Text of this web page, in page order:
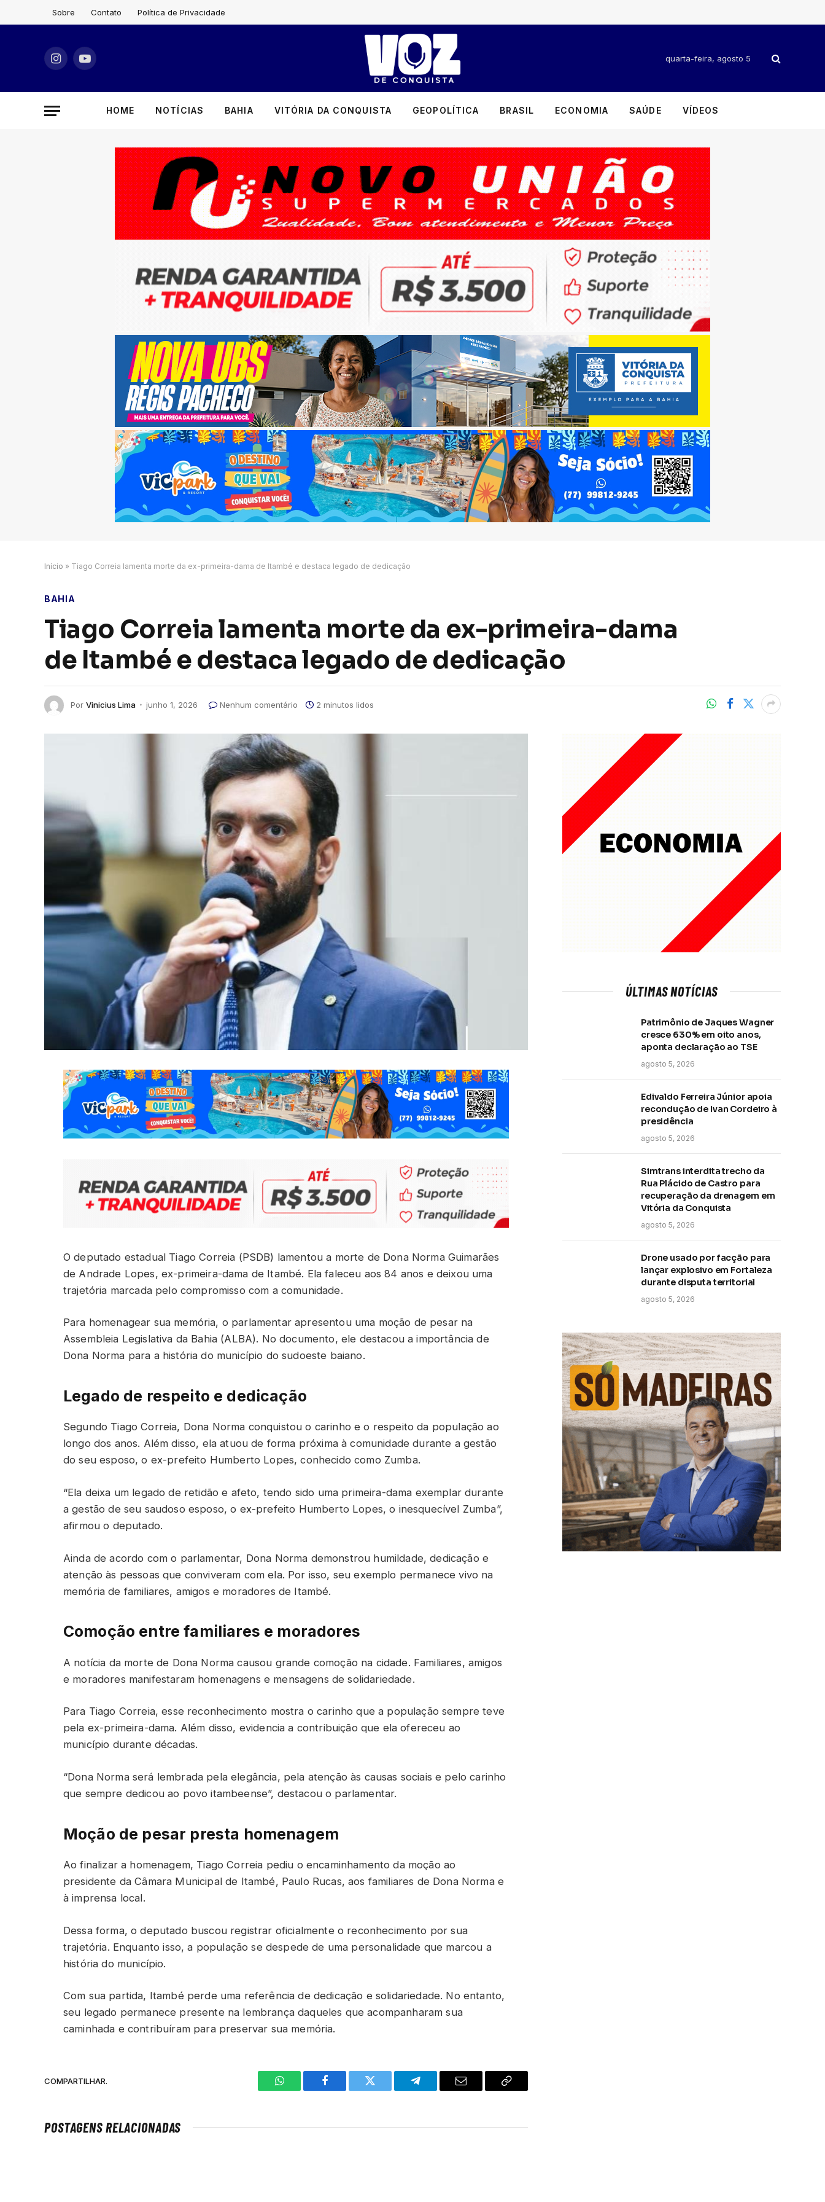
Sobre Contato Política de Privacidade
InstagramYouTube
quarta-feira, agosto 5
HOME NOTÍCIAS BAHIA VITÓRIA DA CONQUISTA GEOPOLÍTICA BRASIL ECONOMIA SAÚDE VÍDEOS
Início » Tiago Correia lamenta morte da ex-primeira-dama de Itambé e destaca legado de dedicação
BAHIA
Tiago Correia lamenta morte da ex-primeira-dama
de Itambé e destaca legado de dedicação
Por Vinicius Lima junho 1, 2026 Nenhum comentário 2 minutos lidos
O deputado estadual Tiago Correia (PSDB) lamentou a morte de Dona Norma Guimarães
de Andrade Lopes, ex-primeira-dama de Itambé. Ela faleceu aos 84 anos e deixou uma
trajetória marcada pelo compromisso com a comunidade.
Para homenagear sua memória, o parlamentar apresentou uma moção de pesar na
Assembleia Legislativa da Bahia (ALBA). No documento, ele destacou a importância de
Dona Norma para a história do município do sudoeste baiano.
Legado de respeito e dedicação
Segundo Tiago Correia, Dona Norma conquistou o carinho e o respeito da população ao
longo dos anos. Além disso, ela atuou de forma próxima à comunidade durante a gestão
do seu esposo, o ex-prefeito Humberto Lopes, conhecido como Zumba.
“Ela deixa um legado de retidão e afeto, tendo sido uma primeira-dama exemplar durante
a gestão de seu saudoso esposo, o ex-prefeito Humberto Lopes, o inesquecível Zumba”,
afirmou o deputado.
Ainda de acordo com o parlamentar, Dona Norma demonstrou humildade, dedicação e
atenção às pessoas que conviveram com ela. Por isso, seu exemplo permanece vivo na
memória de familiares, amigos e moradores de Itambé.
Comoção entre familiares e moradores
A notícia da morte de Dona Norma causou grande comoção na cidade. Familiares, amigos
e moradores manifestaram homenagens e mensagens de solidariedade.
Para Tiago Correia, esse reconhecimento mostra o carinho que a população sempre teve
pela ex-primeira-dama. Além disso, evidencia a contribuição que ela ofereceu ao
município durante décadas.
“Dona Norma será lembrada pela elegância, pela atenção às causas sociais e pelo carinho
que sempre dedicou ao povo itambeense”, destacou o parlamentar.
Moção de pesar presta homenagem
Ao finalizar a homenagem, Tiago Correia pediu o encaminhamento da moção ao
presidente da Câmara Municipal de Itambé, Paulo Rucas, aos familiares de Dona Norma e
à imprensa local.
Dessa forma, o deputado buscou registrar oficialmente o reconhecimento por sua
trajetória. Enquanto isso, a população se despede de uma personalidade que marcou a
história do município.
Com sua partida, Itambé perde uma referência de dedicação e solidariedade. No entanto,
seu legado permanece presente na lembrança daqueles que acompanharam sua
caminhada e contribuíram para preservar sua memória.
COMPARTILHAR.
WhatsAppFacebook Twitter TelegramaE-
Copiar
POSTAGENS RELACIONADAS
ÚLTIMAS NOTÍCIAS
Patrimônio de Jaques Wagner
cresce 630% em oito anos,
aponta declaração ao TSE
agosto 5, 2026
Edivaldo Ferreira Júnior apoia
recondução de Ivan Cordeiro à
presidência
agosto 5, 2026
Simtrans interdita trecho da
Rua Plácido de Castro para
recuperação da drenagem em
Vitória da Conquista
agosto 5, 2026
Drone usado por facção para
lançar explosivo em Fortaleza
durante disputa territorial
agosto 5, 2026